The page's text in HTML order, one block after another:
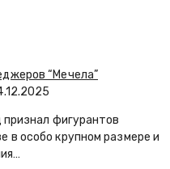
“Мечела”
признал фигурантов
в особо крупном размере и